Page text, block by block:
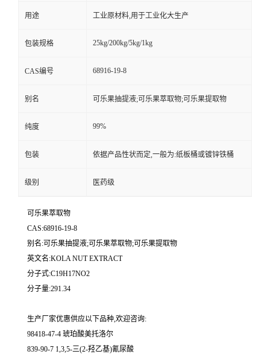
用途 工业原材料,用于工业化大生产
包装规格 25kg/200kg/5kg/1kg
CAS编号 68916-19-8
别名 可乐果抽提液;可乐果萃取物;可乐果提取物
纯度 99%
包装 依据产品性状而定,一般为:纸板桶或镀锌铁桶
级别 医药级
可乐果萃取物
CAS:68916-19-8
别名:可乐果抽提液;可乐果萃取物;可乐果提取物
英文名:KOLA NUT EXTRACT
分子式:C19H17NO2
分子量:291.34
生产厂家优惠供应以下品种,欢迎咨询:
98418-47-4 琥珀酸美托洛尔
839-90-7 1,3,5-三(2-羟乙基)氰尿酸